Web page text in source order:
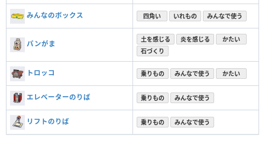
みんなのボックス 四角い いれもの みんなで使う
パンがま
土を感じる 炎を感じる
かたい
石づくり
トロッコ 乗りもの みんなで使う かたい
エレベーターのりば 乗りもの みんなで使う
リフトのりば 乗りもの みんなで使う